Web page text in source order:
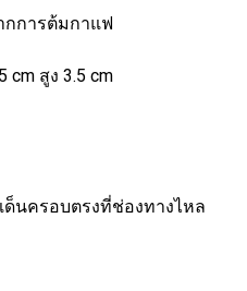
กการต้มกาแฟ
cm สูง 3.5 cm
นครอบตรงที่ช่องทางไหล